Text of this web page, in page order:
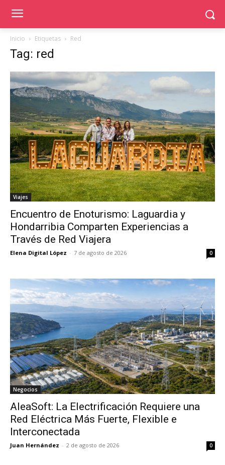
Inicio Etiquetas Red
Tag: red
Viajes
Encuentro de Enoturismo: Laguardia y
Hondarribia Comparten Experiencias a
Través de Red Viajera
Elena Digital López - 7 de agosto de 2026 0
Negocios
AleaSoft: La Electrificación Requiere una
Red Eléctrica Más Fuerte, Flexible e
Interconectada
Juan Hernández - 2 de agosto de 2026 0